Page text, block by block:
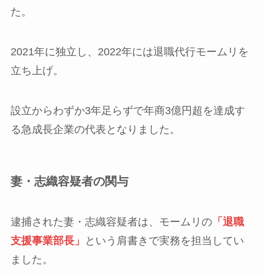
た。
2021年に独立し、2022年には退職代行モームリを
立ち上げ。
設立からわずか3年足らずで年商3億円超を達成す
る急成長企業の代表となりました。
妻・志織容疑者の関与
逮捕された妻・志織容疑者は、モームリの「退職
支援事業部長」
という肩書きで実務を担当してい
ました。